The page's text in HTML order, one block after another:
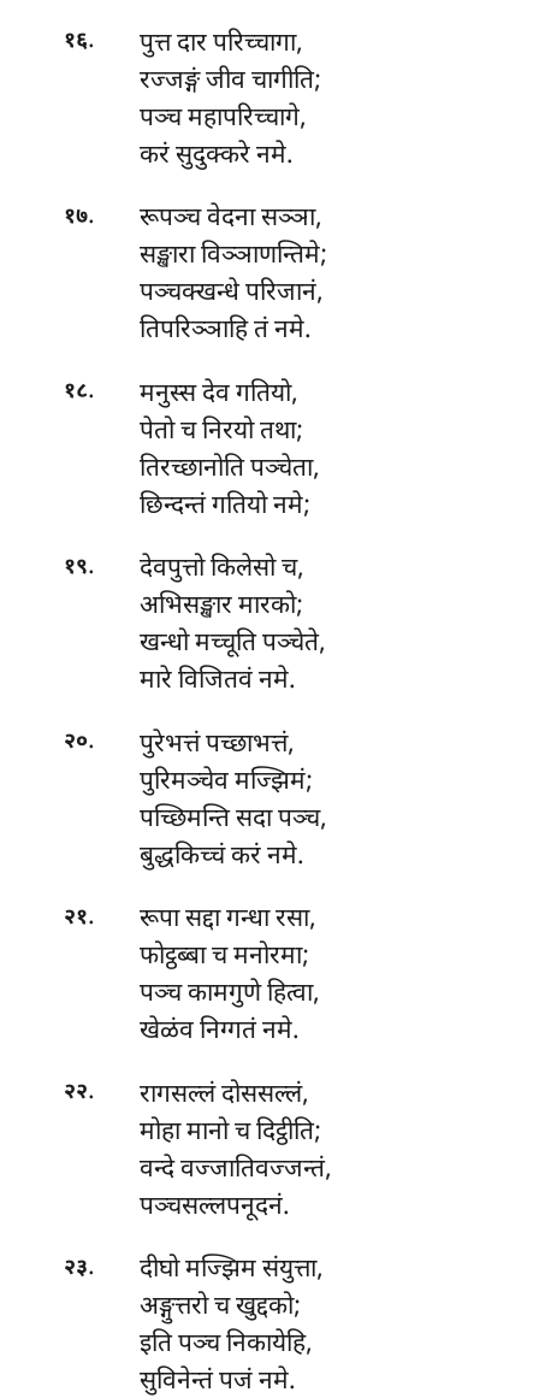
१६.
पुत्त दार परिच्चागा,
रज्जङ्गं जीव चागीति;
पञ्च महापरिच्चागे,
करं सुदुक्करे नमे.
१७. रूपञ्चवेदना सञ्ञा,
सङ्खारा विञ्ञाणन्तिमे;
पञ्चक्खन्धे परिजानं,
तिपरिञ्ञाहि तं नमे.
१८.
मनुस्स देव गतियो,
पेतो च निरयो तथा;
तिरच्छानोति पञ्चेता,
छिन्दन्तं गतियो नमे;
१९. देवपुत्तोकिलेसो च,
अभिसङ्खार मारको;
खन्धो मच्चूति पञ्चेते,
मारे विजितवं नमे.
२०.
पुरेभत्तं पच्छाभत्तं,
पुरिमञ्चेव मज्झिमं;
पच्छिमन्ति सदा पञ्च,
बुद्धकिच्चं करं नमे.
२१. रूपासद्दा गन्धा रसा,
फोट्ठब्बा च मनोरमा;
पञ्च कामगुणे हित्वा,
खेळंव निग्गतं नमे.
२२. रागसल्लंदोससल्लं,
मोहा मानो च दिट्ठीति;
वन्दे वज्जातिवज्जन्तं,
पञ्चसल्लपनूदनं.
२३.
दीघो मज्झिम संयुत्ता,
अङ्गुत्तरो च खुद्दको;
इति पञ्च निकायेहि,
सुविनेन्तं पजं नमे.